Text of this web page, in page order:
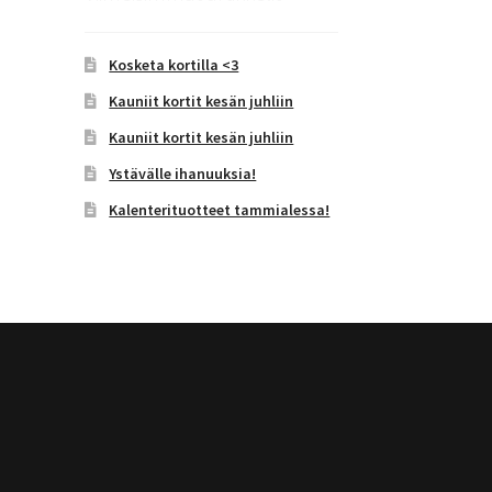
Kosketa kortilla <3
Kauniit kortit kesän juhliin
Kauniit kortit kesän juhliin
Ystävälle ihanuuksia!
Kalenterituotteet tammialessa!